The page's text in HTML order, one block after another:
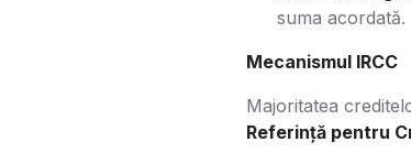
suma acordată.
Mecanismul IRCC
Majoritatea
Referință pentru